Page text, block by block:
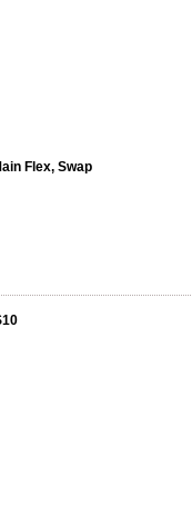
Flex, Swap